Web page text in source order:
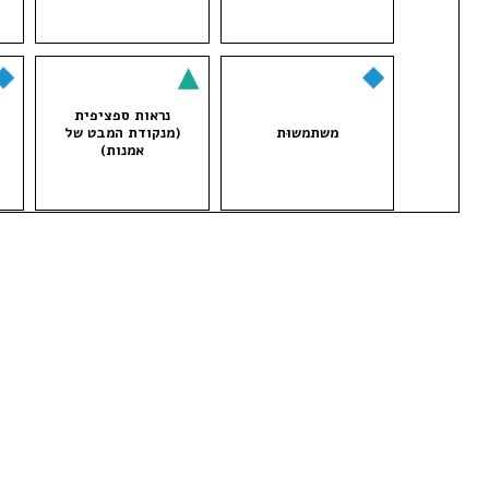
משתמשוּת
נראות ספציפית
(מנקודת המבט של
אמנות)